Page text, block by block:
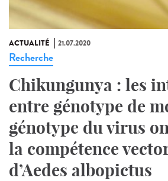
ACTUALITÉ 21.07.2020
Recherche
Chikungunya : les
entre génotype de
génotype du virus
la compétence
d’Aedes albopictus